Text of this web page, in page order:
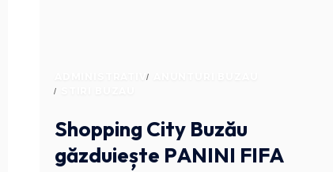
ADMINISTRATIV
Shopping City Buzău
găzduiește PANINI FIFA